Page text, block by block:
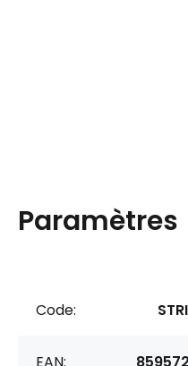
Paramètres
Code: